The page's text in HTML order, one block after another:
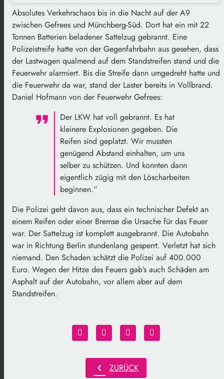
Absolutes Verkehrschaos bis in die Nacht auf der A9
zwischen Gefrees und Münchberg-Süd. Dort hat ein mit 22
Tonnen Batterien beladener Sattelzug gebrannt. Eine
Polizeistreife hatte von der Gegenfahrbahn aus gesehen, dass
der Lastwagen qualmend auf dem Standstreifen stand und die
Feuerwehr alarmiert. Bis die Streife dann umgedreht hatte und
die Feuerwehr da war, stand der Laster bereits in Vollbrand.
Daniel Hofmann von der Feuerwehr Gefrees:
Der LKW hat voll gebrannt. Es hat
kleinere Explosionen gegeben. Die
Reifen sind geplatzt. Wir mussten
genügend Abstand einhalten, um uns
selber zu schützen. Und konnten dann
eigentlich zügig mit den Löscharbeiten
beginnen.“
Die Polizei geht davon aus, dass ein technischer Defekt an
einem Reifen oder einer Bremse die Ursache für das Feuer
war. Der Sattelzug ist komplett ausgebrannt. Die Autobahn
war in Richtung Berlin stundenlang gesperrt. Verletzt hat sich
niemand. Den Schaden schätzt die Polizei auf 400.000
Euro. Wegen der Hitze des Feuers gab’s auch Schäden am
Asphalt auf der Autobahn, vor allem aber auf dem
Standstreifen.
chevron_left ZURÜCK